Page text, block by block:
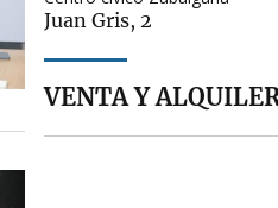
Juan Gris, 2
VENTA Y